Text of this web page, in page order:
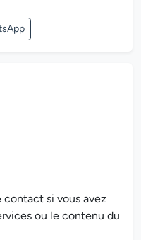
contact si vous avez
ou le contenu du